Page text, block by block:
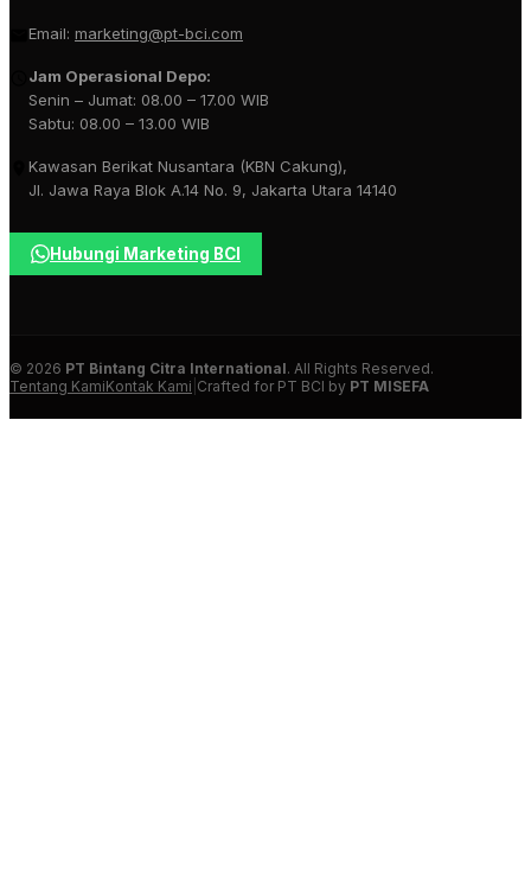
Email: marketing@pt-bci.com
Jam Operasional Depo:
Senin – Jumat: 08.00 – 17.00 WIB
Sabtu: 08.00 – 13.00 WIB
Kawasan Berikat Nusantara (KBN Cakung),
Jl. Jawa Raya Blok A.14 No. 9, Jakarta Utara 14140
Hubungi Marketing BCI
© 2026 PT Bintang Citra International. All Rights Reserved.
Tentang KamiKontak Kami Crafted for PT BCI by PT MISEFA